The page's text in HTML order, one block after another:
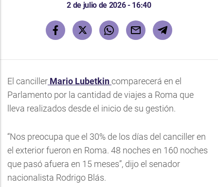
2 de julio de 2026 - 16:40
El canciller Mario Lubetkincomparecerá en el
Parlamento por la cantidad de viajes a Roma que
lleva realizados desde el inicio de su gestión.
“Nos preocupa que el 30% de los días del canciller en
el exterior fueron en Roma. 48 noches en 160 noches
que pasó afuera en 15 meses”, dijo el senador
nacionalista Rodrigo Blás.